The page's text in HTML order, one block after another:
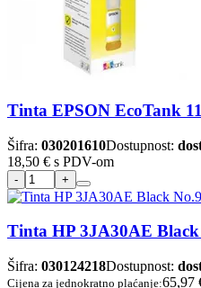
Tinta EPSON EcoTank
Šifra: 030201610Dostupnost:
18,50 € s PDV-om
Tinta HP 3JA30AE
Šifra: 030124218Dostupnost:
Cijena za jednokratno plaćanje:65,97